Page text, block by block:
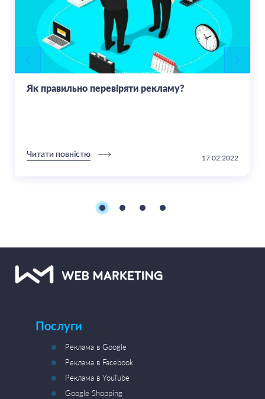
Як правильно перевіряти рекламу?
Читати повністю 17.02.2022
Послуги
Реклама в Google
Реклама в Facebook
Реклама в YouTube
Google Shopping